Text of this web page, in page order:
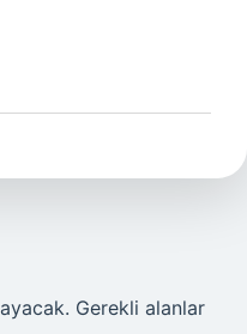
Gerekli alanlar